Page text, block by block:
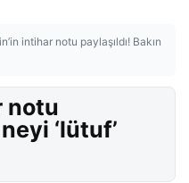
intihar notu paylaşıldı! Bakın
notu
‘lütuf’